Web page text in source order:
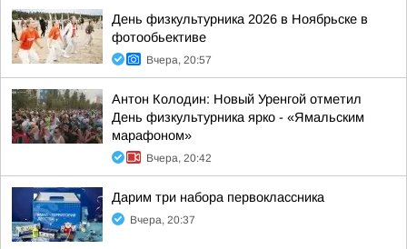
День физкультурника 2026 в Ноябрьске в
фотообьективе
Вчера, 20:57
Антон Колодин: Новый Уренгой отметил
День физкультурника ярко - «Ямальским
марафоном»
Вчера, 20:42
Дарим три набора первоклассника
Вчера, 20:37